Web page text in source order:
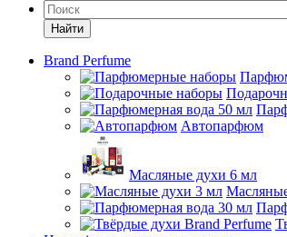
Найти
Brand Perfume
Автопарфюм
Масляные духи 6 мл